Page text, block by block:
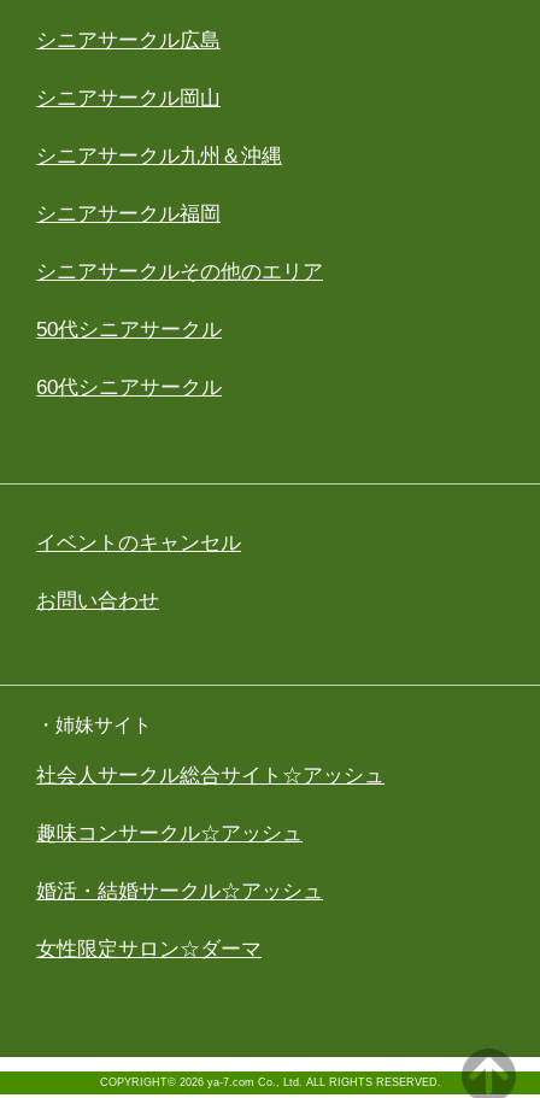
シニアサークル広島
シニアサークル岡山
シニアサークル九州＆沖縄
シニアサークル福岡
シニアサークルその他のエリア
50代シニアサークル
60代シニアサークル
イベントのキャンセル
お問い合わせ
・姉妹サイト
社会人サークル総合サイト☆アッシュ
趣味コンサークル☆アッシュ
婚活・結婚サークル☆アッシュ
女性限定サロン☆ダーマ
COPYRIGHT© 2026 ya-7.com Co., Ltd. ALL RIGHTS RESERVED.